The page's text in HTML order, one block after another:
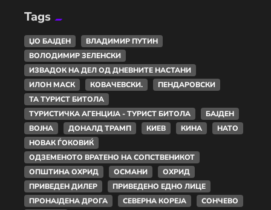
Tags
ЏО БАЈДЕН
ВЛАДИМИР ПУТИН
ВОЛОДИМИР ЗЕЛЕНСКИ
ИЗВАДОК НА ДЕЛ ОД ДНЕВНИТЕ НАСТАНИ
ИЛОН МАСК
КОВАЧЕВСКИ.
ПЕНДАРОВСКИ
ТА ТУРИСТ БИТОЛА
ТУРИСТИЧКА АГЕНЦИЈА - ТУРИСТ БИТОЛА
БАЈДЕН
ВОЈНА
ДОНАЛД ТРАМП КИЕВ КИНА
НАТО
НОВАК ЃОКОВИЌ
ОДЗЕМЕНОТО ВРАТЕНО НА СОПСТВЕНИКОТ
ОПШТИНА ОХРИД
ОСМАНИ
ОХРИД
ПРИВЕДЕН ДИЛЕР
ПРИВЕДЕНО ЕДНО ЛИЦЕ
ПРОНАЈДЕНА ДРОГА
СЕВЕРНА КОРЕЈА
СОНЧЕВО